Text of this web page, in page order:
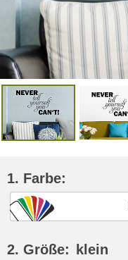
1. Farbe:
2. Größe: klein